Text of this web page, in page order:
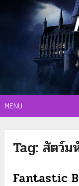
MENU
Tag: สัตว์ม
Fantastic